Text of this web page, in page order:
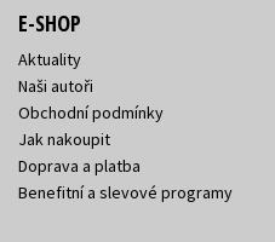
E-SHOP
Aktuality
Naši autoři
Obchodní podmínky
Jak nakoupit
Doprava a platba
Benefitní a slevové programy